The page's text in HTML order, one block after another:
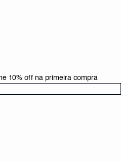
10% off na primeira compra